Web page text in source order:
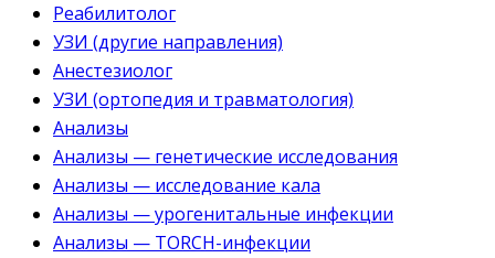
Реабилитолог
УЗИ (другие направления)
Анестезиолог
УЗИ (ортопедия и травматология)
Анализы
Анализы — генетические исследования
Анализы — исследование кала
Анализы — урогенитальные инфекции
Анализы — TORCH-инфекции